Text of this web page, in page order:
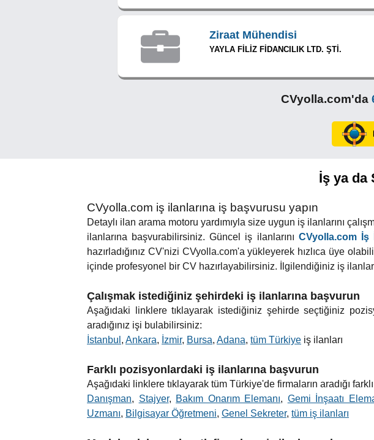
Ziraat Mühendisi
YAYLA FİLİZ FİDANCILIK LTD. ŞTİ.
CVyolla.com'da
İş ya da
CVyolla.com iş ilanlarına iş başvurusu yapın
Detaylı ilan arama motoru yardımıyla size uygun iş ilanlarını
ilanlarına başvurabilirsiniz. Güncel iş ilanlarını CVyolla.com İş
hazırladığınız CV'nizi CVyolla.com'a yükleyerek hızlıca üye
içinde profesyonel bir CV hazırlayabilirsiniz. İlgilendiğiniz iş
Çalışmak istediğiniz şehirdeki iş ilanlarına başvurun
Aşağıdaki linklere tıklayarak istediğiniz şehirde seçtiğiniz
aradığınız işi bulabilirsiniz:
İstanbul , Ankara, İzmir, Bursa, Adana, tüm Türkiye iş ilanları
Farklı pozisyonlardaki iş ilanlarına başvurun
Aşağıdaki linklere tıklayarak tüm Türkiye'de firmaların aradığı
Danışman, Stajyer, Bakım Onarım Elemanı, Gemi İnşaatı
Uzmanı, Bilgisayar Öğretmeni, Genel Sekreter, tüm iş ilanları